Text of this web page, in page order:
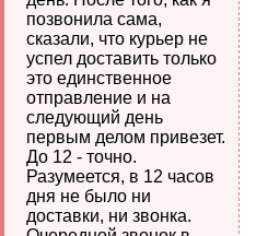
позвонила сама,
сказали, что курьер не
успел доставить только
это единственное
отправление и на
следующий день
первым делом привезет.
До 12 - точно.
Разумеется, в 12 часов
дня не было ни
доставки, ни звонка.